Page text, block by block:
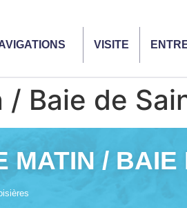
VISITE
Baie de
MATIN /